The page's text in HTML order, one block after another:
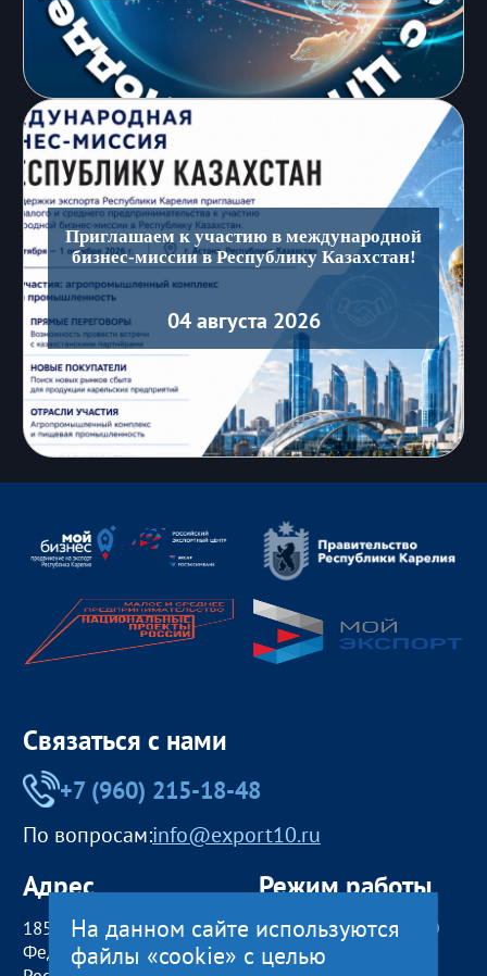
Приглашаем к участию в международной
бизнес-миссии в Республику Казахстан!
04 августа 2026
Связаться с нами
+7 (960) 215-18-48
По вопросам:info@export10.ru
Адрес
185000, Российская
Федерация,
Режим работы
пн — чт:09:00 — 18:00
пт:09:00 — 17:00
На данном сайте используются
файлы «cookie» с целью